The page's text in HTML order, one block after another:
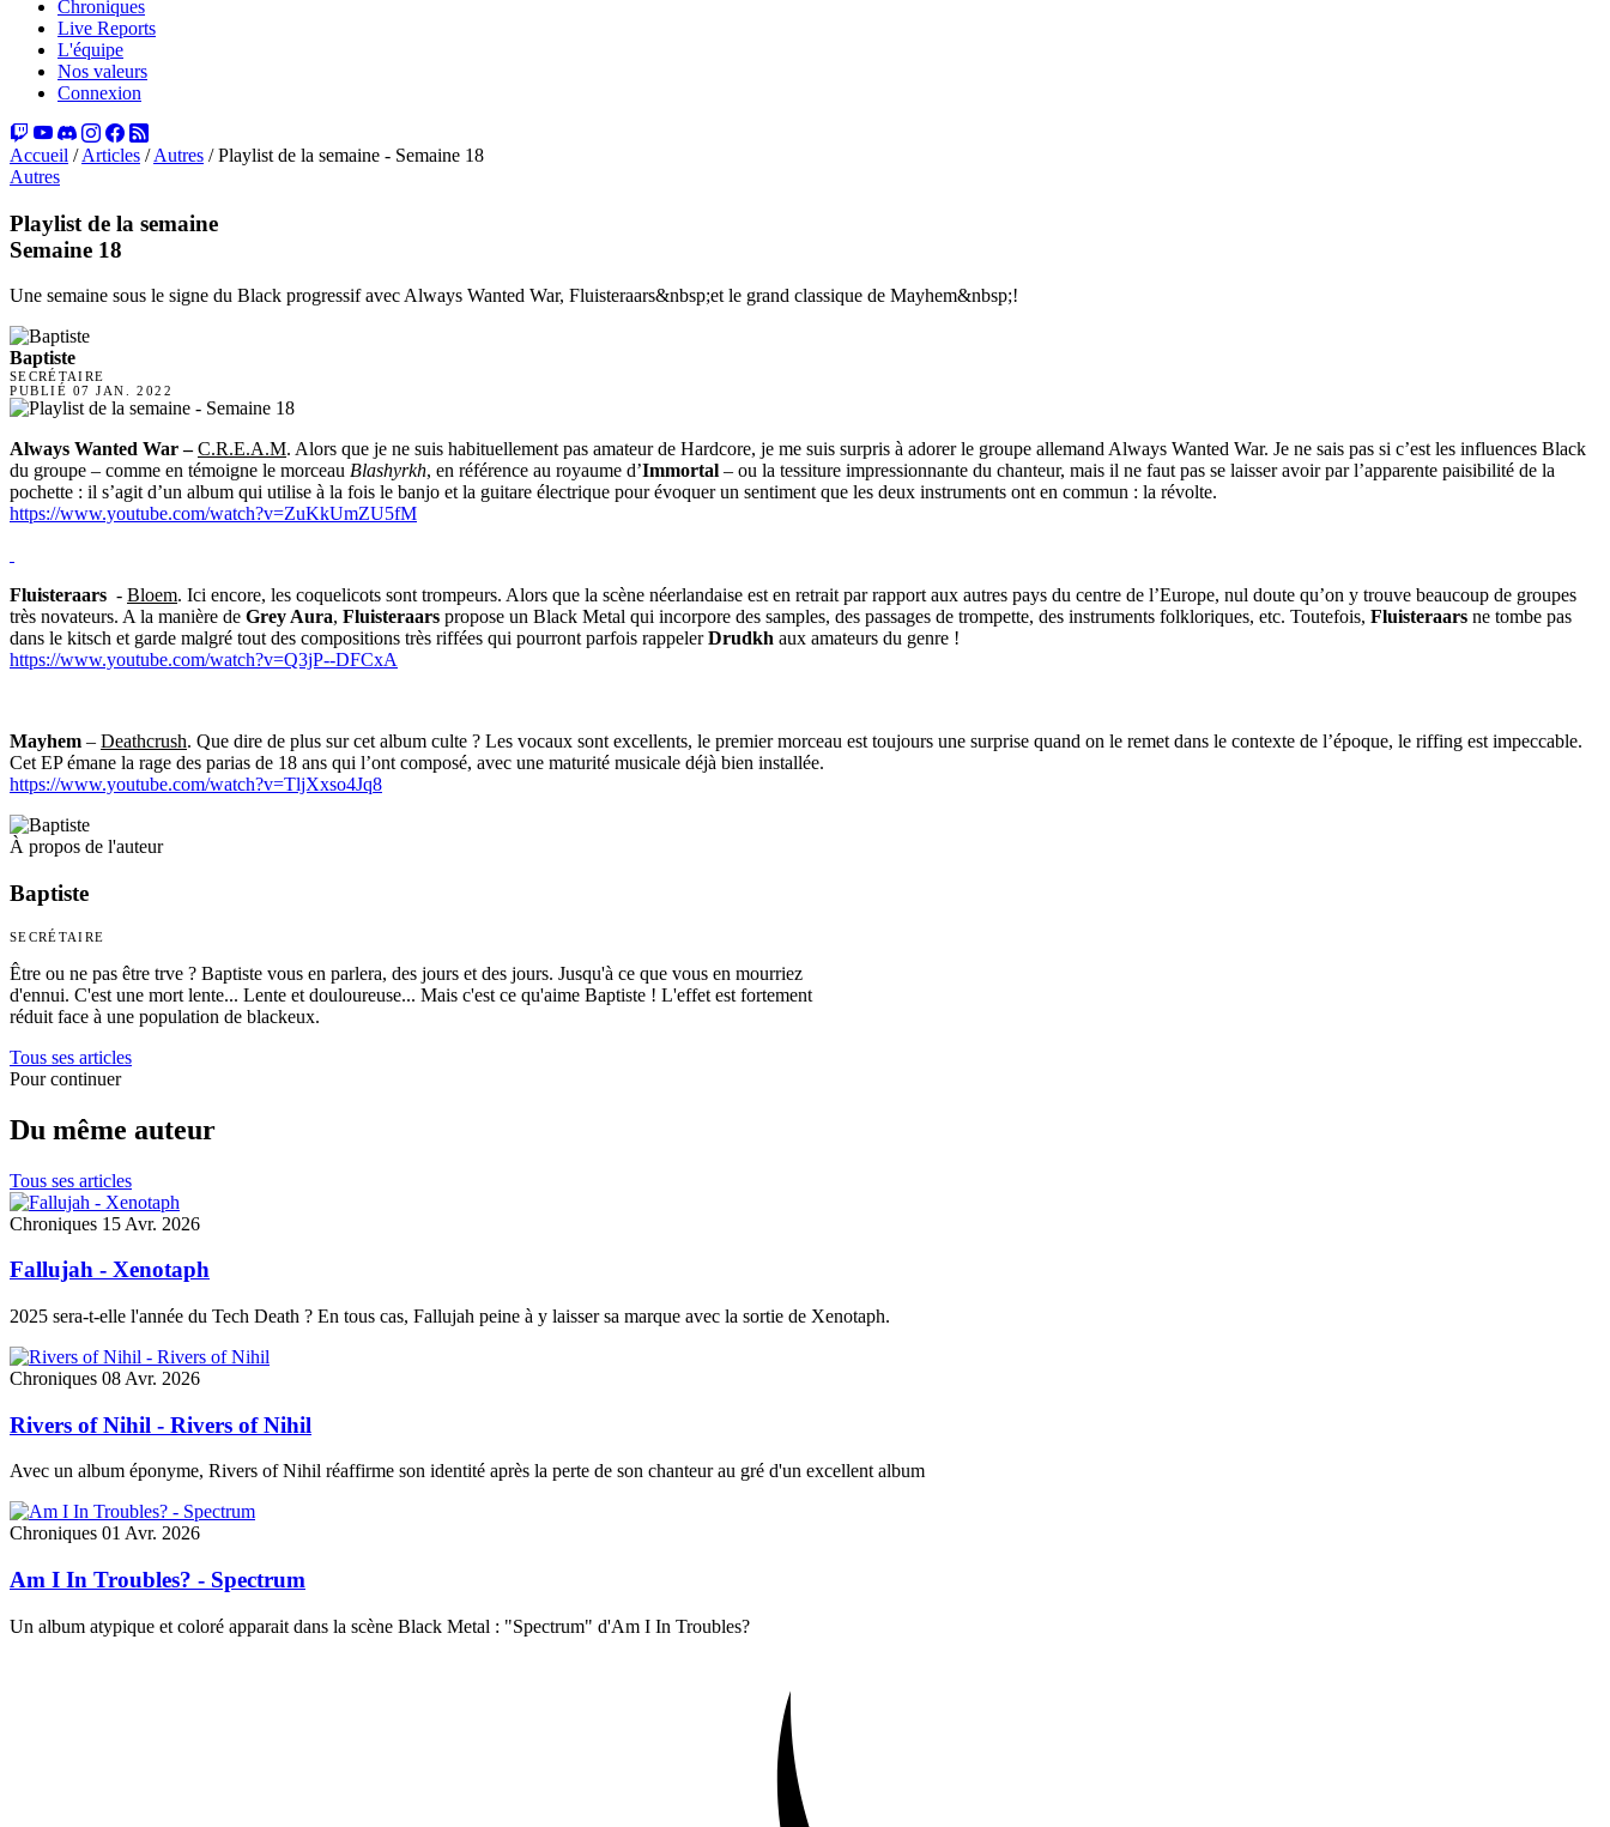
Chroniques
Live Reports
L'équipe
Nos valeurs
Connexion
Accueil / Articles / Autres / Playlist de la semaine - Semaine 18
Autres
Playlist de la semaine
Semaine 18
Une semaine sous le signe du Black progressif avec Always Wanted War, Fluisteraars&nbsp;et le grand classique de Mayhem&nbsp;!
Baptiste
SECRÉTAIRE
PUBLIÉ 07 JAN. 2022
Always Wanted War –C.R.E.A.M. Alors que je ne suis habituellement pas amateur de Hardcore, je me suis surpris à adorer le groupe allemand Always Wanted War. Je ne sais pas si c’est les influences Black
du groupe – comme en témoigne le morceau Blashyrkh, en référence au royaume d’Immortal – ou la tessiture impressionnante du chanteur, mais il ne faut pas se laisser avoir par l’apparente paisibilité de la
pochette : il s’agit d’un album qui utilise à la fois le banjo et la guitare électrique pour évoquer un sentiment que les deux instruments ont en commun : la révolte.
https://www.youtube.com/watch?v=ZuKkUmZU5fM
Fluisteraars - Bloem. Ici encore, les coquelicots sont trompeurs. Alors que la scène néerlandaise est en retrait par rapport aux autres pays du centre de l’Europe, nul doute qu’on y trouve beaucoup de groupes
très novateurs. A la manière de Grey Aura, Fluisteraars propose un Black Metal qui incorpore des samples, des passages de trompette, des instruments folkloriques, etc. Toutefois, Fluisteraars ne tombe pas
dans le kitsch et garde malgré tout des compositions très riffées qui pourront parfois rappelerDrudkh aux amateurs du genre !
https://www.youtube.com/watch?v=Q3jP--DFCxA
Mayhem ­ – Deathcrush. Que dire de plus sur cet album culte ? Les vocaux sont excellents, le premier morceau est toujours une surprise quand on le remet dans le contexte de l’époque, le riffing est impeccable.
Cet EP émane la rage des parias de 18 ans qui l’ont composé, avec une maturité musicale déjà bien installée.
https://www.youtube.com/watch?v=TljXxso4Jq8
À propos de l'auteur
Baptiste
SECRÉTAIRE
Être ou ne pas être trve ? Baptiste vous en parlera, des jours et des jours. Jusqu'à ce que vous en mourriez
d'ennui. C'est une mort lente... Lente et douloureuse... Mais c'est ce qu'aime Baptiste ! L'effet est fortement
réduit face à une population de blackeux.
Tous ses articles
Pour continuer
Du même auteur
Tous ses articles
Chroniques 15 Avr. 2026
Fallujah - Xenotaph
2025 sera-t-elle l'année du Tech Death ? En tous cas, Fallujah peine à y laisser sa marque avec la sortie de Xenotaph.
Chroniques 08 Avr. 2026
Rivers of Nihil - Rivers of Nihil
Avec un album éponyme, Rivers of Nihil réaffirme son identité après la perte de son chanteur au gré d'un excellent album
Chroniques 01 Avr. 2026
Am I In Troubles? - Spectrum
Un album atypique et coloré apparait dans la scène Black Metal : "Spectrum" d'Am I In Troubles?